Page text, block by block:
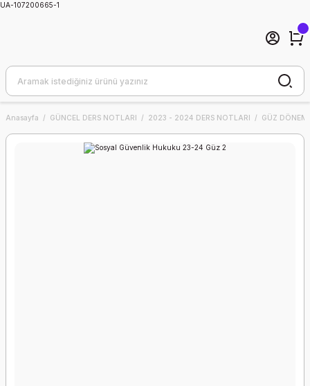
UA-107200665-1
Anasayfa GÜNCEL DERS NOTLARI 2023 - 2024 DERS NOTLARI GÜZ DÖNEMİ